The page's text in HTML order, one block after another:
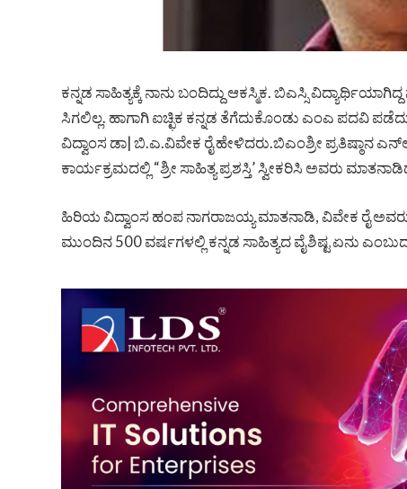
ಕನ್ನಡ ಸಾಹಿತ್ಯಕ್ಕೆ ನಾನು ಬಂದಿದ್ದು ಆಕಸ್ಮಿಕ. ಬಿಎಸ್ಸಿ
ಸಿಗಲಿಲ್ಲ. ಹಾಗಾಗಿ ಐಚ್ಛಿಕ ಕನ್ನಡ ತೆಗೆದುಕೊಂಡು ಎಂಎ ಪದವಿ
ವಿದ್ವಾಂಸ ಡಾ| ಬಿ.ಎ.ವಿವೇಕ ರೈ ಹೇಳಿದರು.ಬಿಎಂಶ್ರೀ
ಕಾರ್ಯಕ್ರಮದಲ್ಲಿ “ಶ್ರೀ ಸಾಹಿತ್ಯ ಪ್ರಶಸ್ತಿ’ ಸ್ವೀಕರಿಸಿ ಅವರು
ಹಿರಿಯ ವಿದ್ವಾಂಸ ಹಂಪ ನಾಗರಾಜಯ್ಯ ಮಾತನಾಡಿ, ವಿವೇಕ ರೈ
ಮುಂದಿನ 500 ವರ್ಷಗಳಲ್ಲಿ ಕನ್ನಡ ಸಾಹಿತ್ಯದ ವೈಶಿಷ್ಟ ಏನು